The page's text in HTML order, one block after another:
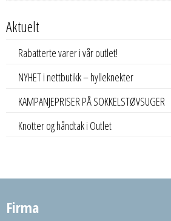
Aktuelt
Rabatterte varer i vår outlet!
NYHET i nettbutikk – hylleknekter
KAMPANJEPRISER PÅ SOKKELSTØVSUGER
Knotter og håndtak i Outlet
Firma